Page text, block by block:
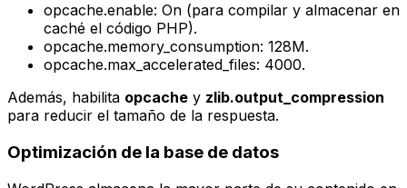
opcache.enable: On (para compilar y almacenar en
caché el código PHP).
opcache.memory_consumption: 128M.
opcache.max_accelerated_files: 4000.
Además, habilita opcache y zlib.output_compression
para reducir el tamaño de la respuesta.
Optimización de la base de datos